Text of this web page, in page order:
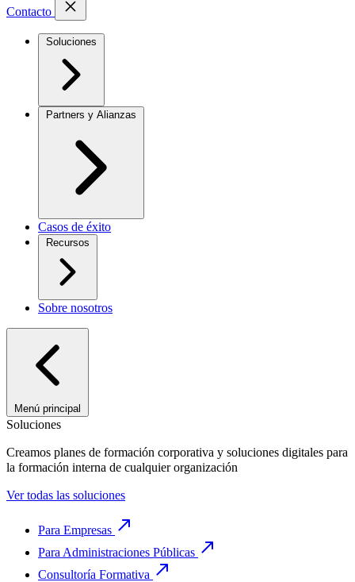
Contacto
Soluciones
Partners y Alianzas
Casos de éxito
Recursos
Sobre nosotros
Menú principal
Soluciones
Creamos planes de formación corporativa y soluciones digitales para
la formación interna de cualquier organización
Ver todas las soluciones
Para Empresas
Para Administraciones Públicas
Consultoría Formativa